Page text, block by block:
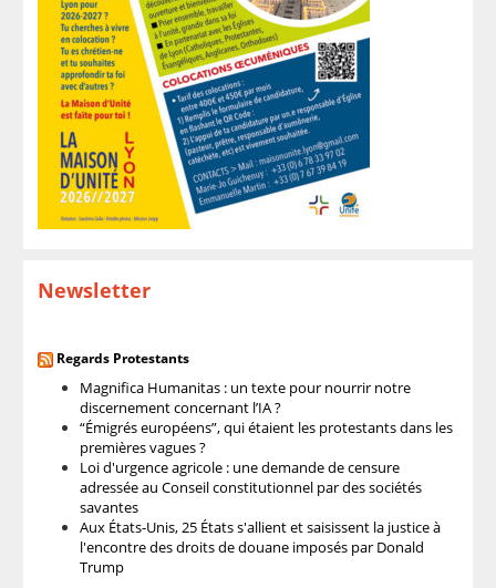
Newsletter
Regards Protestants
Magnifica Humanitas : un texte pour nourrir notre
discernement concernant l’IA ?
“Émigrés européens”, qui étaient les protestants dans les
premières vagues ?
Loi d'urgence agricole : une demande de censure
adressée au Conseil constitutionnel par des sociétés
savantes
Aux États-Unis, 25 États s'allient et saisissent la justice à
l'encontre des droits de douane imposés par Donald
Trump